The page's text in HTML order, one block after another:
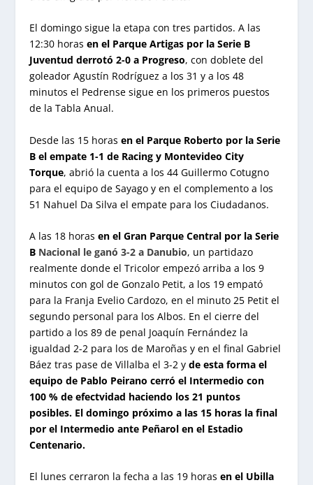
El domingo sigue la etapa con tres partidos. A las
12:30 horasen el Parque Artigas por la Serie B
Juventud derrotó 2-0 a Progreso, con doblete del
goleador Agustín Rodríguez a los 31 y a los 48
minutos el Pedrense sigue en los primeros puestos
de la Tabla Anual.
Desde las 15 horasen el Parque Roberto por la Serie
B el empate 1-1 de Racing y Montevideo City
Torque, abrió la cuenta a los 44 Guillermo Cotugno
para el equipo de Sayago y en el complemento a los
51 Nahuel Da Silva el empate para los Ciudadanos.
A las 18 horas en el Gran Parque Central por la Serie
B Nacional le ganó 3-2 a Danubio, un partidazo
realmente donde el Tricolor empezó arriba a los 9
minutos con gol de Gonzalo Petit, a los 19 empató
para la Franja Evelio Cardozo, en el minuto 25 Petit el
segundo personal para los Albos. En el cierre del
partido a los 89 de penal Joaquín Fernández la
igualdad 2-2 para los de Maroñas y en el final Gabriel
Báez tras pase de Villalba el 3-2 yde esta forma el
equipo de Pablo Peirano cerró el Intermedio con
100 % de efectvidad haciendo los 21 puntos
posibles. El domingo próximo a las 15 horas la final
por el Intermedio ante Peñarol en el Estadio
Centenario.
El lunes cerraron la fecha a las 19 horas en el Ubilla